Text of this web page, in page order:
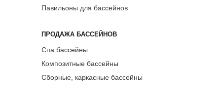
Павильоны для бассейнов
ПРОДАЖА БАССЕЙНОВ
Спа бассейны
Композитные бассейны
Сборные, каркасные бассейны